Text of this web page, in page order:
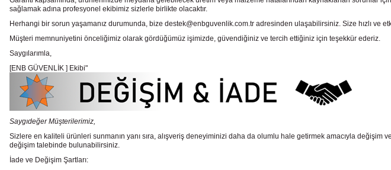
sağlamak adına profesyonel ekibimiz sizlerle birlikte olacaktır.
Herhangi bir sorun yaşamanız durumunda, bize destek@enbguvenlik.com.tr adresinden ulaşabilirsiniz. Size hızlı ve
Müşteri memnuniyetini önceliğimiz olarak gördüğümüz işimizde, güvendiğiniz ve tercih ettiğiniz için teşekkür ederiz.
Saygılarımla,
[ENB GÜVENLİK ] Ekibi"
Saygıdeğer Müşterilerimiz,
Sizlere en kaliteli ürünleri sunmanın yanı sıra, alışveriş deneyiminizi daha da olumlu hale getirmek amacıyla
değişim talebinde bulunabilirsiniz.
İade ve Değişim Şartları: